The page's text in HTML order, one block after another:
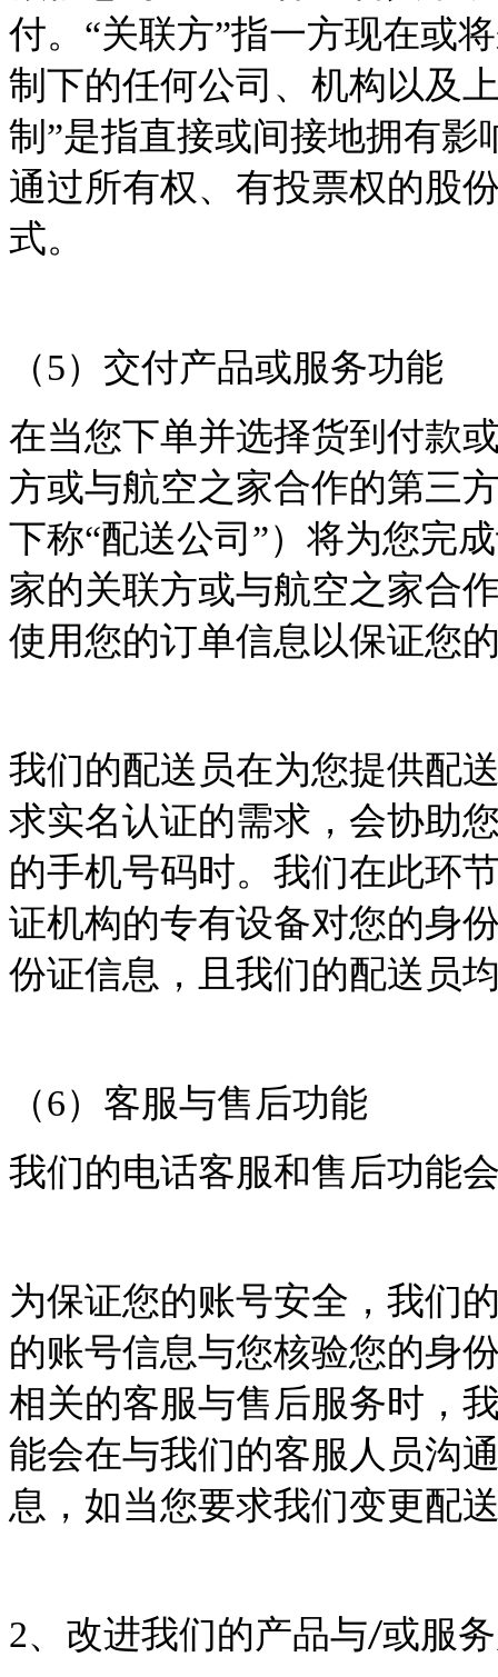
付。“关联方”指一方现在或
制下的任何公司、机构以及
制”是指直接或间接地拥有
通过所有权、有投票权的股
式。
（5）交付产品或服务功能
在当您下单并选择货到付款
方或与航空之家合作的第三
下称“配送公司”）将为您完
家的关联方或与航空之家合
使用您的订单信息以保证您
我们的配送员在为您提供配
求实名认证的需求，会协助
的手机号码时。我们在此环
证机构的专有设备对您的身
份证信息，且我们的配送员
（6）客服与售后功能
我们的电话客服和售后功能
为保证您的账号安全，我们
的账号信息与您核验您的身
相关的客服与售后服务时，
能会在与我们的客服人员沟
息，如当您要求我们变更配
2、改进我们的产品与/或服